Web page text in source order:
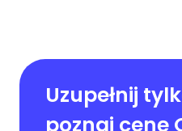
Uzupełnij
poznaj cenę